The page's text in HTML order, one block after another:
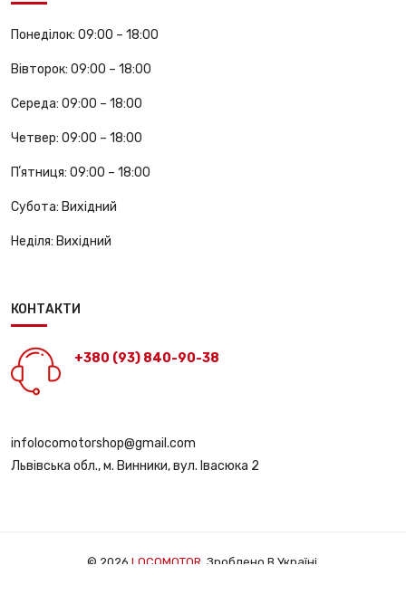
Понеділок: 09:00 – 18:00
Вівторок: 09:00 – 18:00
Середа: 09:00 – 18:00
Четвер: 09:00 – 18:00
Пʼятниця: 09:00 – 18:00
Субота: Вихідний
Неділя: Вихідний
КОНТАКТИ
+380 (93) 840-90-38
infolocomotorshop@gmail.com
Львівська обл., м. Винники, вул. Івасюка 2
© 2026 LOCOMOTOR . Зроблено В Україні.